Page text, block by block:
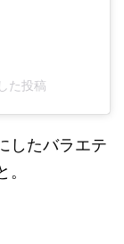
た投稿
したバラエテ